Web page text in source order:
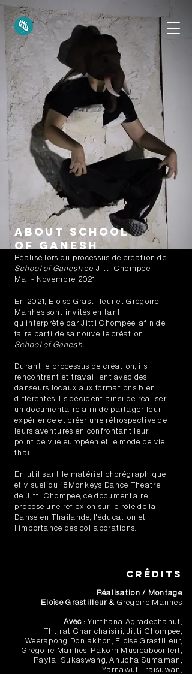
About school
of ganesh
Réalisé lors du processus de création de
School of Ganeshde Jitti Chompee
Mai - Novembre 2021
En 2021, Eloïse Grastilleur et Grégoire
Manhes sont invités en tant
qu'interprète par Jitti Chompee, afin de
faire parti de sa nouvelle création :
School of Ganesh.
Durant le processus de création, ils
rencontrent et travaillent avec des
danseurs locaux aux formations bien
différentes. Ils décident ainsi de réaliser
un documentaire afin de partager leur
expérience et créer une rétrospective de
leurs aventures en confrontant leur
point de vue européen et le mode de vie
thaï.
En utilisant le matériel chorégraphique
et visuel du 18Monkeys Dance Theatre
de Jitti Chompee, ce documentaire
propose une réflexion sur le rôle de la
Danse en Thaïlande, l'éducation et
l'importance des collaborations.
Crédits
Réalisation / Montage
Eloïse Grastilleur & Grégoire Manhes
Avec :Yutthana Agradechanut,
Thtirat Chanchaisiri, Jitti Chompee,
Weerapong Donlakhon, Eloïse Grastilleur,
Grégoire Manhes, Pakorn Musicaboonlert,
Paytai Sukaswang, Anucha Sumaman,
Yarnawut Traisuwan,